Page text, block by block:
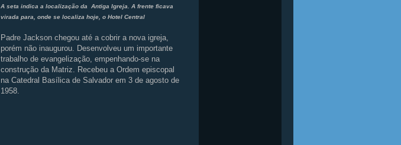
A seta indica a localização da Antiga Igreja. A frente ficava
virada para, onde se localiza hoje, o Hotel Central
Padre Jackson chegou até a cobrir a nova igreja,
porém não inaugurou. Desenvolveu um importante
trabalho de evangelização, empenhando-se na
construção da Matriz. Recebeu a Ordem episcopal
na Catedral Basílica de Salvador em 3 de agosto de
1958.